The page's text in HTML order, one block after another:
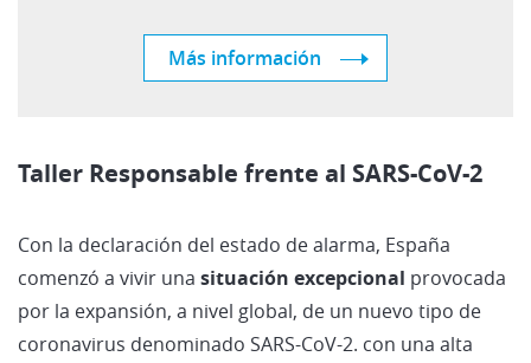
Más información
Taller Responsable frente al SARS-CoV-2
Con la declaración del estado de alarma, España
comenzó a vivir una situación excepcional provocada
por la expansión, a nivel global, de un nuevo tipo de
coronavirus denominado SARS-CoV-2. con una alta